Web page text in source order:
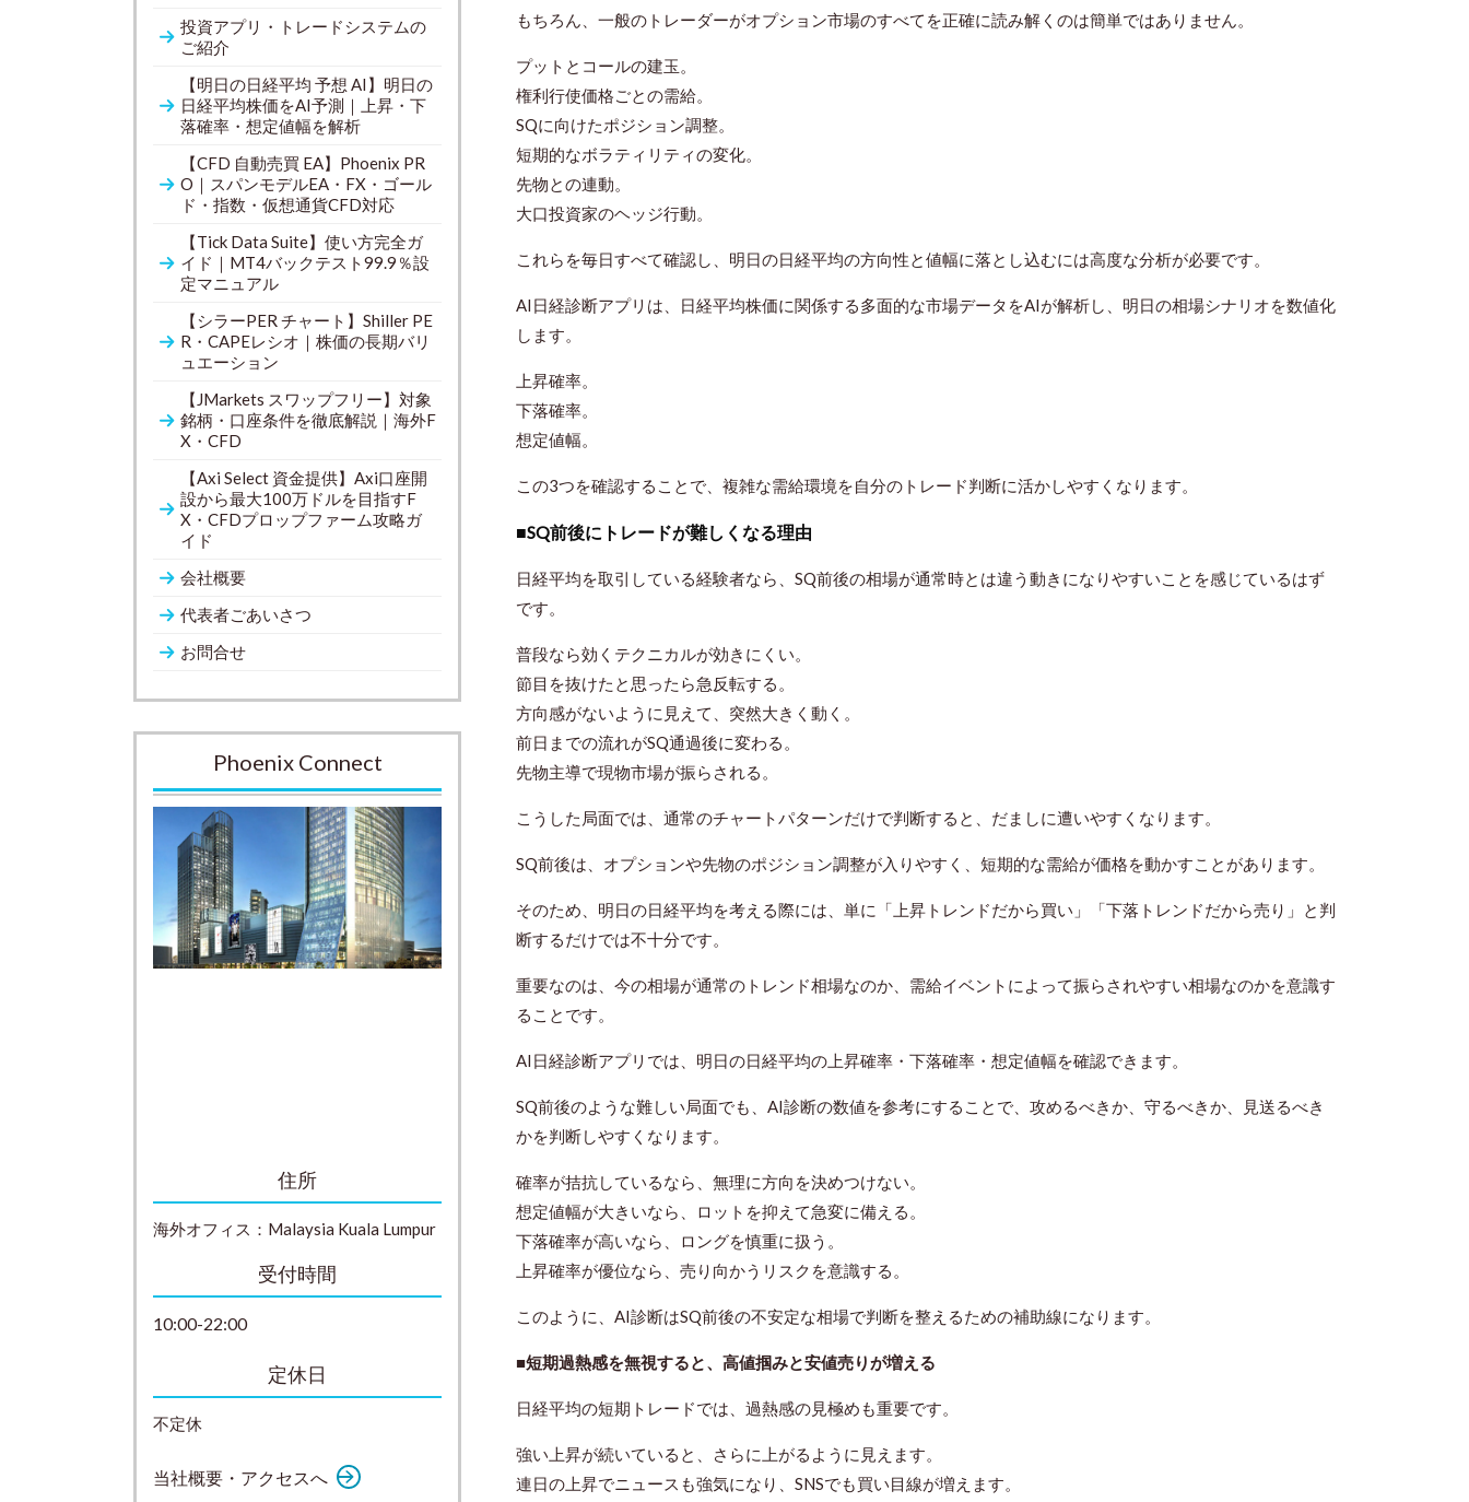
もちろん、一般のトレーダーがオプション市場のすべてを正確に読み解くのは簡単ではありません。
プットとコールの建玉。
権利行使価格ごとの需給。
SQに向けたポジション調整。
短期的なボラティリティの変化。
先物との連動。
大口投資家のヘッジ行動。
これらを毎日すべて確認し、明日の日経平均の方向性と値幅に落とし込むには高度な分析が必要です。
AI日経診断アプリは、日経平均株価に関係する多面的な市場データをAIが解析し、明日の相場シナリオを数値化
します。
上昇確率。
下落確率。
想定値幅。
この3つを確認することで、複雑な需給環境を自分のトレード判断に活かしやすくなります。
■SQ前後にトレードが難しくなる理由
日経平均を取引している経験者なら、SQ前後の相場が通常時とは違う動きになりやすいことを感じているはず
です。
普段なら効くテクニカルが効きにくい。
節目を抜けたと思ったら急反転する。
方向感がないように見えて、突然大きく動く。
前日までの流れがSQ通過後に変わる。
先物主導で現物市場が振らされる。
こうした局面では、通常のチャートパターンだけで判断すると、だましに遭いやすくなります。
SQ前後は、オプションや先物のポジション調整が入りやすく、短期的な需給が価格を動かすことがあります。
そのため、明日の日経平均を考える際には、単に「上昇トレンドだから買い」「下落トレンドだから売り」と判
断するだけでは不十分です。
重要なのは、今の相場が通常のトレンド相場なのか、需給イベントによって振らされやすい相場なのかを意識す
ることです。
AI日経診断アプリでは、明日の日経平均の上昇確率・下落確率・想定値幅を確認できます。
SQ前後のような難しい局面でも、AI診断の数値を参考にすることで、攻めるべきか、守るべきか、見送るべき
かを判断しやすくなります。
確率が拮抗しているなら、無理に方向を決めつけない。
想定値幅が大きいなら、ロットを抑えて急変に備える。
下落確率が高いなら、ロングを慎重に扱う。
上昇確率が優位なら、売り向かうリスクを意識する。
このように、AI診断はSQ前後の不安定な相場で判断を整えるための補助線になります。
■短期過熱感を無視すると、高値掴みと安値売りが増える
日経平均の短期トレードでは、過熱感の見極めも重要です。
強い上昇が続いていると、さらに上がるように見えます。
連日の上昇でニュースも強気になり、SNSでも買い目線が増えます。
投資アプリ・トレードシステムの
ご紹介
【明日の日経平均 予想 AI】明日の
日経平均株価をAI予測｜上昇・下
落確率・想定値幅を解析
【CFD 自動売買 EA】Phoenix PR
O｜スパンモデルEA・FX・ゴール
ド・指数・仮想通貨CFD対応
【Tick Data Suite】使い方完全ガ
イド｜MT4バックテスト99.9％設
定マニュアル
【シラーPER チャート】Shiller PE
R・CAPEレシオ｜株価の長期バリ
ュエーション
【JMarkets スワップフリー】対象
銘柄・口座条件を徹底解説｜海外F
X・CFD
【Axi Select 資金提供】Axi口座開
設から最大100万ドルを目指すF
X・CFDプロップファーム攻略ガ
イド
会社概要
代表者ごあいさつ
お問合せ
Phoenix Connect
住所
海外オフィス： Malaysia Kuala Lumpur
受付時間
10:00-22:00
定休日
不定休
当社概要・アクセスへ